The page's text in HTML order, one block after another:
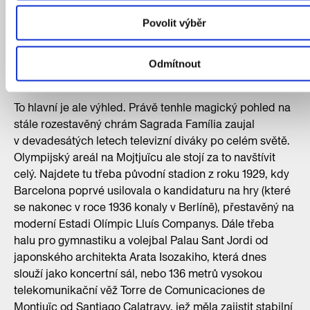
Povolit výběr
Odmítnout
menšího na potápění a skoky do vody, který má
hloubku 10 metrů a dnes se nepoužívá, a většího
25metrového, který hostil olympijské zápasy vodního
póla.
To hlavní je ale výhled. Právě tenhle magický pohled na
stále rozestavěný chrám Sagrada Família zaujal
v devadesátých letech televizní diváky po celém světě.
Olympijský areál na Mojtjuïcu ale stojí za to navštívit
celý. Najdete tu třeba původní stadion z roku 1929, kdy
Barcelona poprvé usilovala o kandidaturu na hry (které
se nakonec v roce 1936 konaly v Berlíně), přestavěný na
moderní Estadi Olímpic Lluís Companys. Dále třeba
halu pro gymnastiku a volejbal Palau Sant Jordi od
japonského architekta Arata Isozakiho, která dnes
slouží jako koncertní sál, nebo 136 metrů vysokou
telekomunikační věž Torre de Comunicaciones de